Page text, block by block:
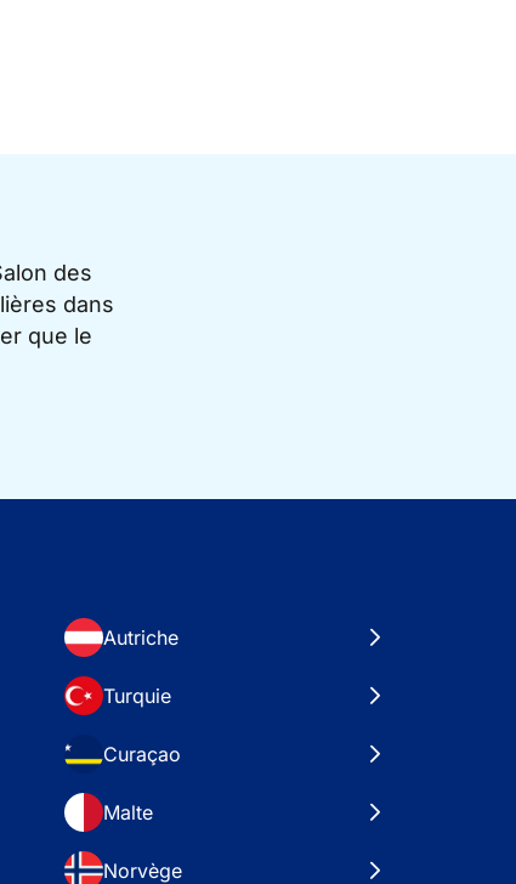
des
dans
que le
Autriche
Turquie
Curaçao
Malte
Norvège